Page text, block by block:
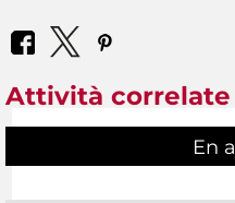
Attività correlate
En